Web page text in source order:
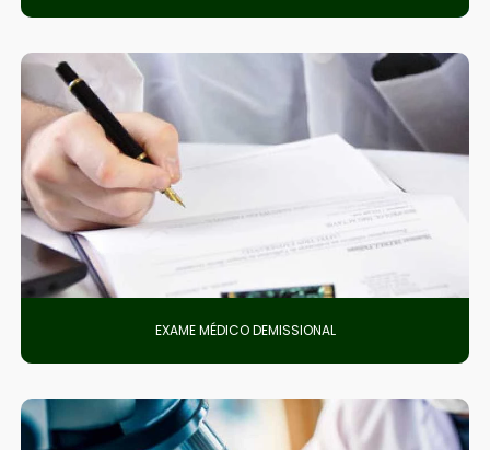
EXAME MÉDICO DEMISSIONAL